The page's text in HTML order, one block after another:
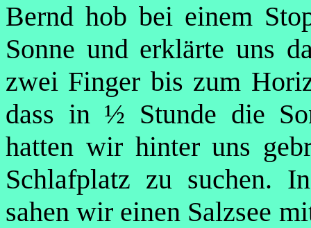
Bernd hob bei einem
Sonne und erklärte uns
zwei Finger bis zum
dass in ½ Stunde die
hatten wir hinter uns
Schlafplatz zu suchen.
sahen wir einen Salzsee